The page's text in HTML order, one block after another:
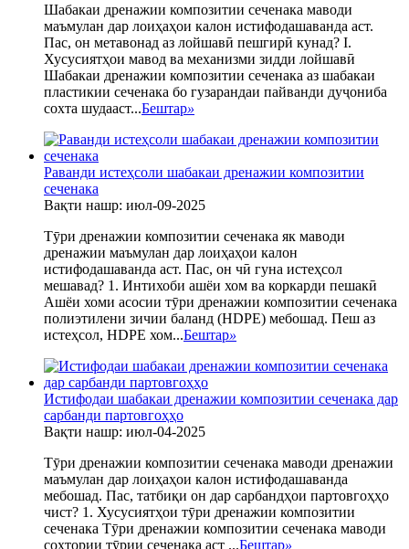
Шабакаи дренажии композитии сеченака маводи
маъмулан дар лоиҳаҳои калон истифодашаванда аст.
Пас, он метавонад аз лойшавӣ пешгирӣ кунад? I.
Хусусиятҳои мавод ва механизми зидди лойшавӣ
Шабакаи дренажии композитии сеченака аз шабакаи
пластикии сеченака бо гузарандаи пайванди дуҷониба
сохта шудааст...Бештар»
Раванди истеҳсоли шабакаи дренажии композитии
сеченака
Вақти нашр: июл-09-2025
Тӯри дренажии композитии сеченака як маводи
дренажии маъмулан дар лоиҳаҳои калон
истифодашаванда аст. Пас, он чӣ гуна истеҳсол
мешавад? 1. Интихоби ашёи хом ва коркарди пешакӣ
Ашёи хоми асосии тӯри дренажии композитии сеченака
полиэтилени зичии баланд (HDPE) мебошад. Пеш аз
истеҳсол, HDPE хом...Бештар»
Истифодаи шабакаи дренажии композитии сеченака дар
сарбанди партовгоҳҳо
Вақти нашр: июл-04-2025
Тӯри дренажии композитии сеченака маводи дренажии
маъмулан дар лоиҳаҳои калон истифодашаванда
мебошад. Пас, татбиқи он дар сарбандҳои партовгоҳҳо
чист? 1. Хусусиятҳои тӯри дренажии композитии
сеченака Тӯри дренажии композитии сеченака маводи
сохтории тӯрии сеченака аст ...Бештар»